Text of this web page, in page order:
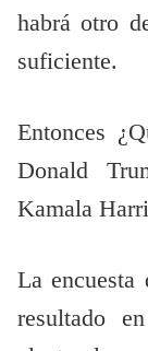
habrá otro
suficiente.
Entonces
Donald
Kamala
La encuesta
resultado